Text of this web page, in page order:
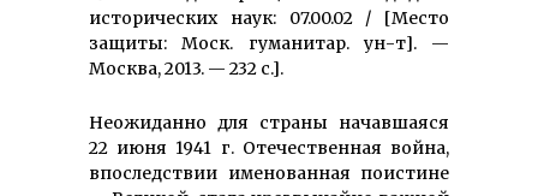
исторических наук: 07.00.02 / [Место
защиты: Моск. гуманитар. ун-т]. —
Москва, 2013. — 232 с.].
Неожиданно для страны начавшаяся
22 июня 1941 г. Отечественная война,
впоследствии именованная поистине